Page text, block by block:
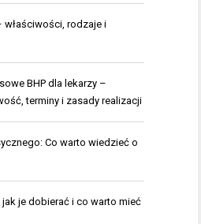
właściwości, rodzaje i
BHP dla lekarzy –
terminy i zasady realizacji
Co warto wiedzieć o
je dobierać i co warto mieć